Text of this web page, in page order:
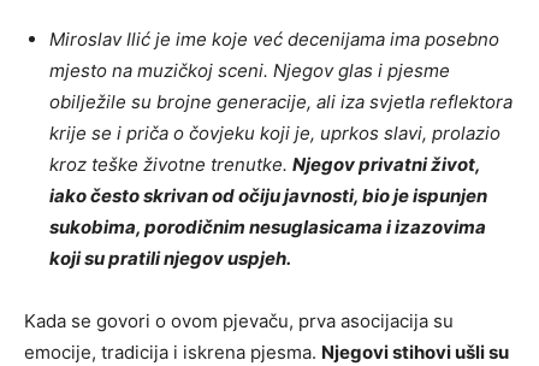
Miroslav Ilić je ime koje već decenijama ima posebno
mjesto na muzičkoj sceni. Njegov glas i pjesme
obilježile su brojne generacije, ali iza svjetla reflektora
krije se i priča o čovjeku koji je, uprkos slavi, prolazio
kroz teške životne trenutke. Njegov privatni život,
iako često skrivan od očiju javnosti, bio je ispunjen
sukobima, porodičnim nesuglasicama i izazovima
koji su pratili njegov uspjeh.
Kada se govori o ovom pjevaču, prva asocijacija su
emocije, tradicija i iskrena pjesma. Njegovi stihovi ušli su